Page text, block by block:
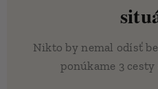
Nikto by nemal odísť
ponúkame 3